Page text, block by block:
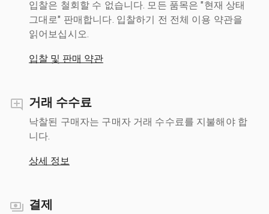
입찰은 철회할 수 없습니다. 모든 품목은 "현재 상태
그대로" 판매합니다. 입찰하기 전 전체 이용 약관을
읽어보십시오.
입찰 및 판매 약관
거래 수수료
낙찰된 구매자는 구매자 거래 수수료를 지불해야 합
니다.
상세 정보
결제